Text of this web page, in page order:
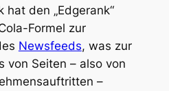
hat den „Edgerank“
Formel zur
Newsfeeds, was zur
von Seiten – also von
–